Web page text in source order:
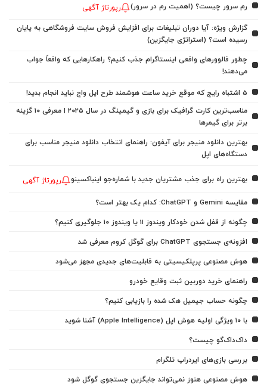
رم سرور چیست؟ (اهمیت رم در سرور) رپورتاژ آگهی
گزارش ویژه: آیا دوران تبلیغات برای افزایش فروش سایت فروشگاهی به پایان
رسیده است؟ (استراتژی جایگزین)
چطور فالوورهای واقعی اینستاگرام جذب کنیم؟ راهکارهایی که واقعاً جواب
می‌دهند!
5 اشتباه رایج که موقع خرید ساعت هوشمند طرح اپل واچ نباید انجام بدید!
مناسب‌ترین کارت گرافیک برای بازی و گیمینگ در سال ۲۰۲۵ | معرفی ۱۰ گزینه
برتر برای گیمرها
بهترین دانلود منیجر برای آیفون: راهنمای انتخاب دانلود منیجر مناسب برای
دستگاه‌های اپل
بهترین راه برای جذب مشتریان جدید با شماره‌جو اینباکسینو رپورتاژ آگهی
مقایسه Gemini و ChatGPT: کدام یک بهتر است؟
چگونه از قفل شدن خودکار ویندوز 11 یا ویندوز 10 جلوگیری کنیم؟
افزونه‌ی جستجوی ChatGPT برای گوگل کروم معرفی شد
هوش مصنوعی پرپلکیسیتی به قابلیت‌های جدیدی مجهز می‌شود
راهنمای خرید دوربین ثبت وقایع خودرو
چگونه حساب جیمیل هک شده را بازیابی کنیم؟
با ۱۰ ویژگی اولیه هوش اپل (Apple Intelligence) آشنا شوید
داک‌داک‌گو چیست؟
بررسی بازی‌های ایردراپ تلگرام
هوش مصنوعی هنوز نمی‌تواند جایگزین جستجوی گوگل شود